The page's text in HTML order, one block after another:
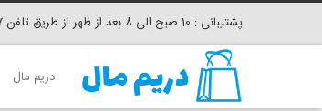
پشتیبانی : 10 صبح الی 8 بعد از ظهر از طریق تلفن 09039576277
دریم مال